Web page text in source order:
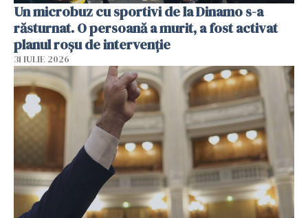
Un microbuz cu sportivi de la Dinamo s-a
răsturnat. O persoană a murit, a fost activat
planul roșu de intervenție
31 IULIE 2026